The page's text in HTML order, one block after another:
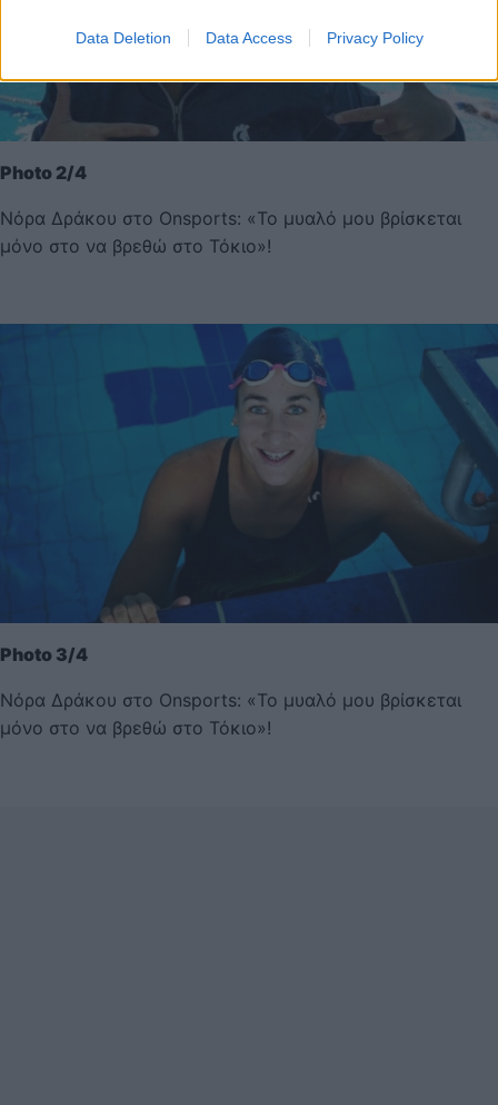
Data Deletion Data Access Privacy Policy
Photo 2/4
Νόρα Δράκου στο Onsports: «Το μυαλό μου βρίσκεται
μόνο στο να βρεθώ στο Τόκιο»!
Photo 3/4
Νόρα Δράκου στο Onsports: «Το μυαλό μου βρίσκεται
μόνο στο να βρεθώ στο Τόκιο»!